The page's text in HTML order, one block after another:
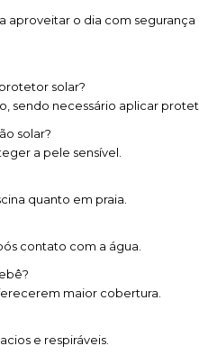
aproveitar o dia com segurança
solar?
sendo necessário aplicar
solar?
a pele sensível.
quanto em praia.
contato com a água.
maior cobertura.
e respiráveis.